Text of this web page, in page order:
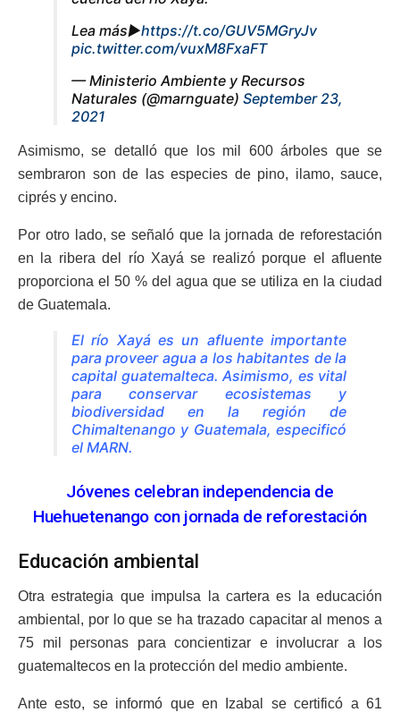
Lea más▶️https://t.co/GUV5MGryJv
pic.twitter.com/vuxM8FxaFT
— Ministerio Ambiente y Recursos
Naturales (@marnguate) September 23,
2021
Asimismo, se detalló que los mil 600 árboles que se
sembraron son de las especies de pino, ilamo, sauce,
ciprés y encino.
Por otro lado, se señaló que la jornada de reforestación
en la ribera del río Xayá se realizó porque el afluente
proporciona el 50 % del agua que se utiliza en la ciudad
de Guatemala.
El río Xayá es un afluente importante
para proveer agua a los habitantes de la
capital guatemalteca. Asimismo, es vital
para conservar ecosistemas y
biodiversidad en la región de
Chimaltenango y Guatemala, especificó
el MARN.
Jóvenes celebran independencia de
Huehuetenango con jornada de reforestación
Educación ambiental
Otra estrategia que impulsa la cartera es la educación
ambiental, por lo que se ha trazado capacitar al menos a
75 mil personas para concientizar e involucrar a los
guatemaltecos en la protección del medio ambiente.
Ante esto, se informó que en Izabal se certificó a 61